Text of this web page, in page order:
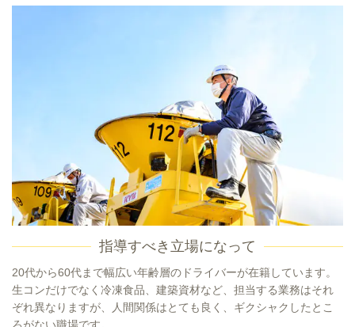
指導すべき立場になって
20代から60代まで幅広い年齢層のドライバーが在籍しています。
生コンだけでなく冷凍食品、建築資材など、担当する業務はそれ
ぞれ異なりますが、人間関係はとても良く、ギクシャクしたとこ